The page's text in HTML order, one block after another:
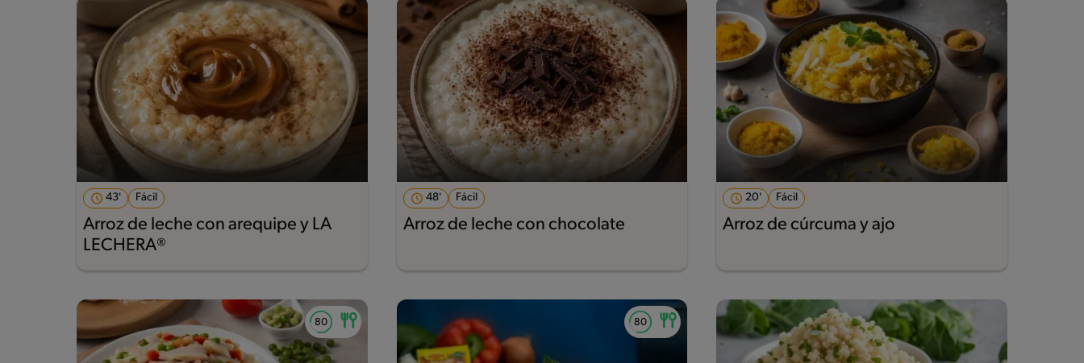
43' Fácil
Arroz de leche con arequipe y LA
LECHERA®
48' Fácil
Arroz de leche con chocolate
20' Fácil
Arroz de cúrcuma y ajo